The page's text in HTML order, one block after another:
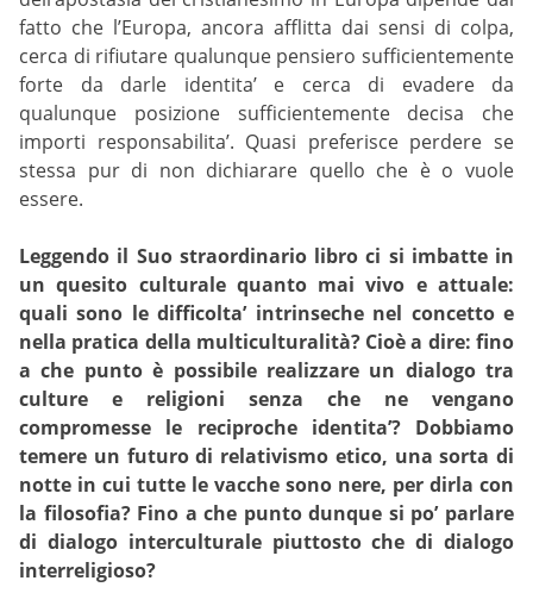
fatto che l’Europa, ancora afflitta dai sensi di colpa,
cerca di rifiutare qualunque pensiero sufficientemente
forte da darle identita’ e cerca di evadere da
qualunque posizione sufficientemente decisa che
importi responsabilita’. Quasi preferisce perdere se
stessa pur di non dichiarare quello che è o vuole
essere.
Leggendo il Suo straordinario libro ci si imbatte in
un quesito culturale quanto mai vivo e attuale:
quali sono le difficolta’ intrinseche nel concetto e
nella pratica della multiculturalità? Cioè a dire: fino
a che punto è possibile realizzare un dialogo tra
culture e religioni senza che ne vengano
compromesse le reciproche identita’? Dobbiamo
temere un futuro di relativismo etico, una sorta di
notte in cui tutte le vacche sono nere, per dirla con
la filosofia? Fino a che punto dunque si po’ parlare
di dialogo interculturale piuttosto che di dialogo
interreligioso?